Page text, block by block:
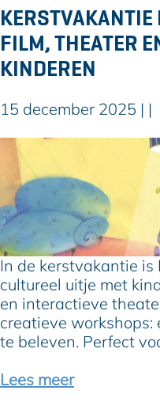
e
k
e
r
t
a
n
t
i
e
t
e
r
C
a
s
t
e
m
FILM, THEATER
KINDEREN
15 december 2025 | |
s
t
v
a
k
a
n
t
e
b
In de kerstvakantie is
cultureel uitje met
en interactieve
creatieve workshops:
te beleven. Perfect
Lees meer